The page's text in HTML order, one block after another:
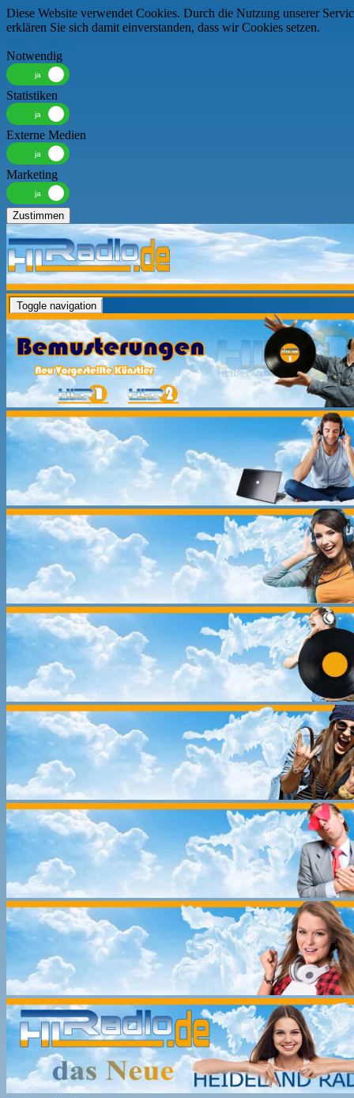
Diese Website verwendet Cookies. Durch die Nutzung unserer
erklären Sie sich damit einverstanden, dass wir Cookies setzen.
Notwendig
Statistiken
Externe Medien
Marketing
Zustimmen
Toggle navigation